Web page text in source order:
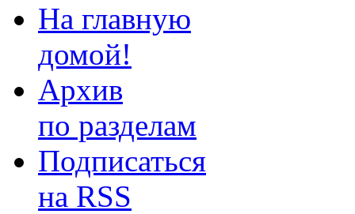
На главную
домой!
Архив
по разделам
Подписаться
на RSS